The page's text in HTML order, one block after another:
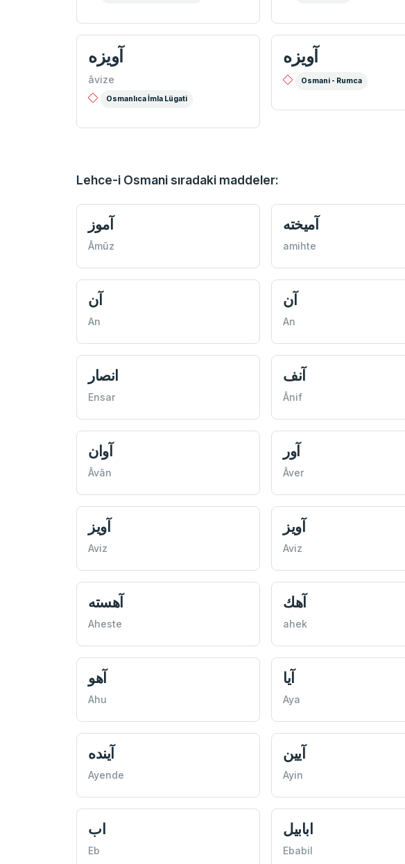
آویزه
âvize
Osmanlıca İmla Lügati
آويزه
Osmani - Rumca
Lehce-i Osmani sıradaki maddeler:
آموز
Âmûz
آميخته
amihte
آن
An
آن
An
انصار
Ensar
آنف
Ânif
آوان
Âvân
آور
Âver
آويز
Aviz
آويز
Aviz
آهسته
Aheste
آهك
ahek
آهو
Ahu
آيا
Aya
آينده
Ayende
آيين
Ayin
اب
Eb
ابابيل
Ebabil